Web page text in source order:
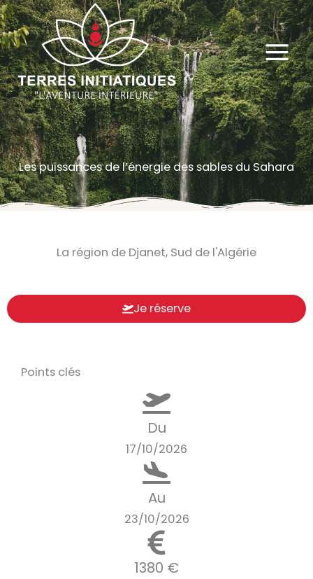
Aller
au
contenu
Les puissances de l’énergie des sables du Sahara
La région de Djanet, Sud de l'Algérie
Je réserve
Points clés
Du
17/10/2026
Au
23/10/2026
1380 €